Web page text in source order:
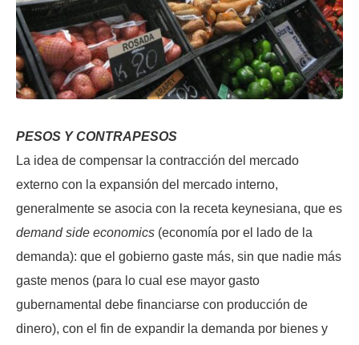
PESOS Y CONTRAPESOS
La idea de compensar la contracción del mercado
externo con la expansión del mercado interno,
generalmente se asocia con la receta keynesiana, que es
demand side economics (economía por el lado de la
demanda): que el gobierno gaste más, sin que nadie más
gaste menos (para lo cual ese mayor gasto
gubernamental debe financiarse con producción de
dinero), con el fin de expandir la demanda por bienes y